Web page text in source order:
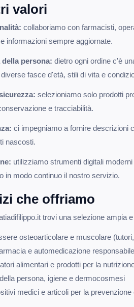
valori
collaboriamo con farmacisti,
informazioni sempre aggiornate.
persona: dietro ogni ordine c'è
fasce d'età, stili di vita e
selezioniamo solo prodotti
e tracciabilità.
ci impegniamo a fornire descrizioni
nascosti.
utilizziamo strumenti digitali
in modo continuo il nostro servizio.
che offriamo
trovi una selezione ampia
osteoarticolare e muscolare
e automedicazione responsabile
alimentari e prodotti per la
persona, igiene e dermocosmesi
medici e articoli per la